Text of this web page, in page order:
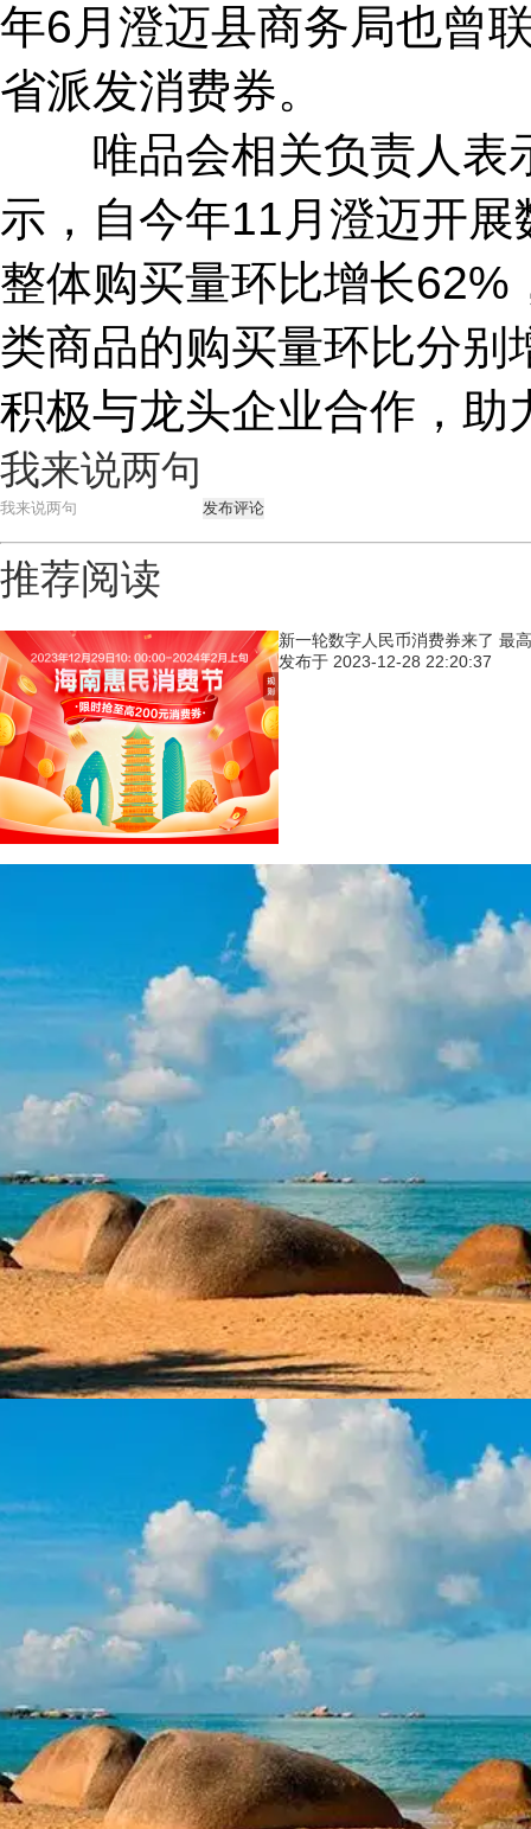
年6月澄迈县商务局也曾
省派发消费券。
唯品会相关负责人表
示，自今年11月澄迈开
整体购买量环比增长
类商品的购买量环比分
积极与龙头企业合作，助
我来说两句
发布评论
推荐阅读
新一轮数字人民币消费券来了 最
发布于 2023-12-28 22:20:37